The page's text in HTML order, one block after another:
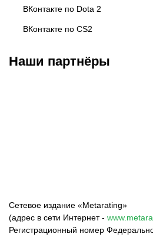
ВКонтакте по Dota 2
ВКонтакте по CS2
Наши партнёры
Сетевое издание «Metarating»
(адрес в сети Интернет -
Регистрационный номер